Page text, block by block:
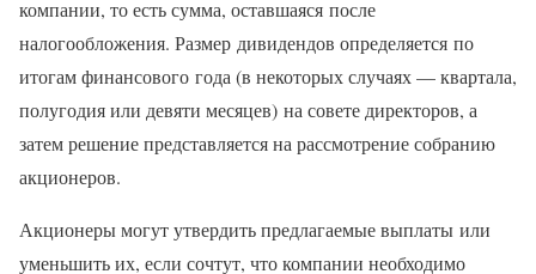
компании, то есть сумма, оставшаяся после
налогообложения. Размер дивидендов определяется по
итогам финансового года (в некоторых случаях — квартала,
полугодия или девяти месяцев) на совете директоров, а
затем решение представляется на рассмотрение собранию
акционеров.
Акционеры могут утвердить предлагаемые выплаты или
уменьшить их, если сочтут, что компании необходимо